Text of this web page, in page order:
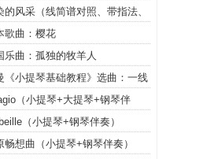
的风采（线简谱对照、带指法、
歌曲：樱花
乐曲：孤独的牧羊人
《小提琴基础教程》选曲：一线
）（小提琴+大提琴+钢琴伴
作曲版）
（小提琴+钢琴伴奏）
畅想曲（小提琴+钢琴伴奏）